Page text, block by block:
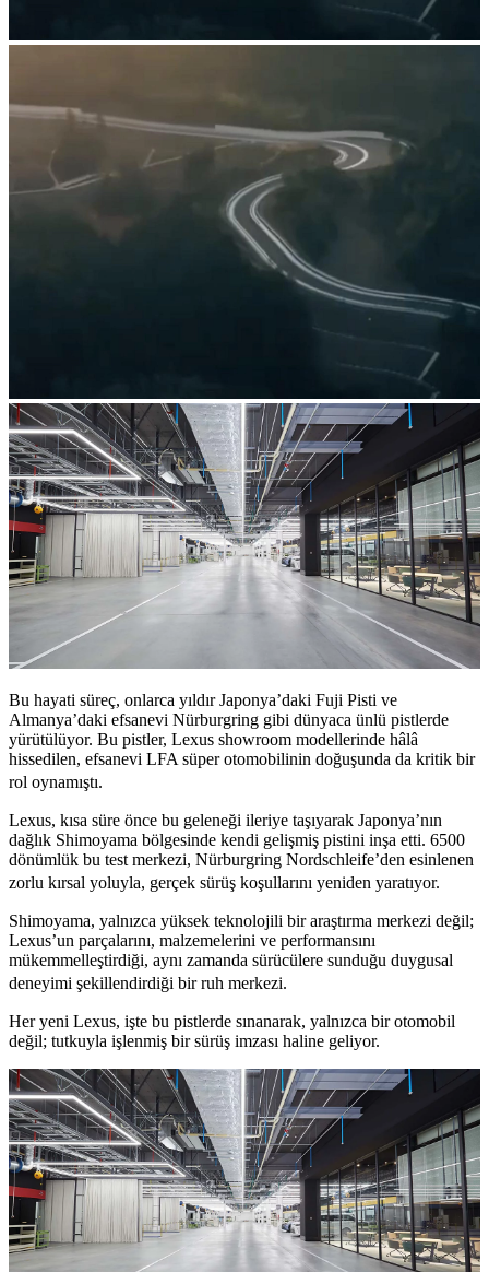
Bu hayati süreç, onlarca yıldır Japonya’daki Fuji Pisti ve
Almanya’daki efsanevi Nürburgring gibi dünyaca ünlü pistlerde
yürütülüyor. Bu pistler, Lexus showroom modellerinde hâlâ
hissedilen, efsanevi LFA süper otomobilinin doğuşunda da kritik bir
rol oynamıştı.
Lexus, kısa süre önce bu geleneği ileriye taşıyarak Japonya’nın
dağlık Shimoyama bölgesinde kendi gelişmiş pistini inşa etti. 6500
dönümlük bu test merkezi, Nürburgring Nordschleife’den esinlenen
zorlu kırsal yoluyla, gerçek sürüş koşullarını yeniden yaratıyor.
Shimoyama, yalnızca yüksek teknolojili bir araştırma merkezi değil;
Lexus’un parçalarını, malzemelerini ve performansını
mükemmelleştirdiği, aynı zamanda sürücülere sunduğu duygusal
deneyimi şekillendirdiği bir ruh merkezi.
Her yeni Lexus, işte bu pistlerde sınanarak, yalnızca bir otomobil
değil; tutkuyla işlenmiş bir sürüş imzası haline geliyor.